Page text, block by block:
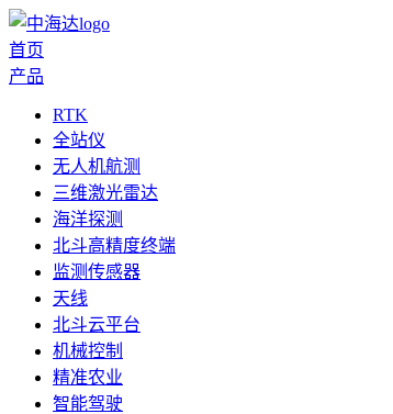
首页
产品
RTK
全站仪
无人机航测
三维激光雷达
海洋探测
北斗高精度终端
监测传感器
天线
北斗云平台
机械控制
精准农业
智能驾驶